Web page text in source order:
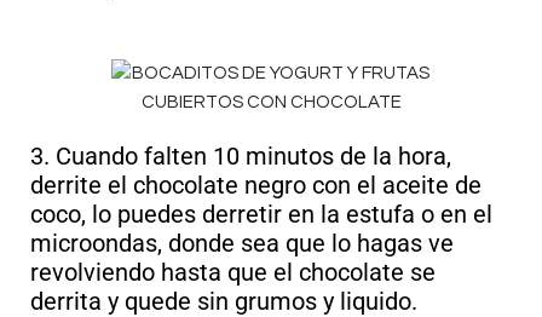
3. Cuando falten 10 minutos de la hora,
derrite el chocolate negro con el aceite de
coco, lo puedes derretir en la estufa o en el
microondas, donde sea que lo hagas ve
revolviendo hasta que el chocolate se
derrita y quede sin grumos y liquido.